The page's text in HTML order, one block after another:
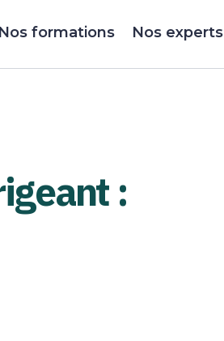
Nos formations Nos experts
: